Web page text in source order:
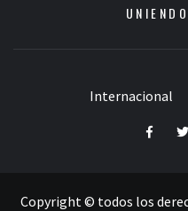
Internacional
Copyright © todos los